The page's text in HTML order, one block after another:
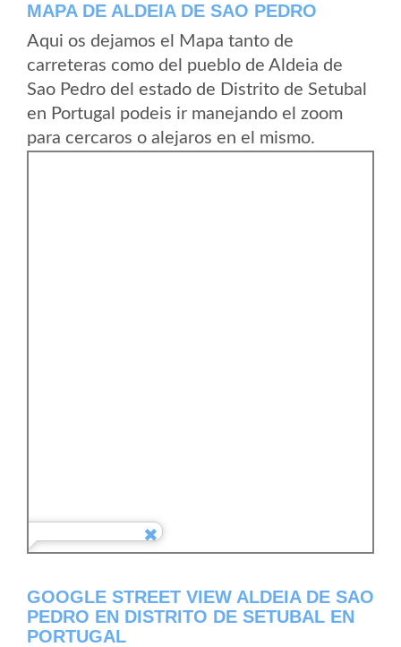
MAPA DE ALDEIA DE SAO PEDRO
Aqui os dejamos el Mapa tanto de
carreteras como del pueblo de Aldeia de
Sao Pedro del estado de Distrito de Setubal
en Portugal podeis ir manejando el zoom
para cercaros o alejaros en el mismo.
GOOGLE STREET VIEW ALDEIA DE SAO
PEDRO EN DISTRITO DE SETUBAL EN
PORTUGAL